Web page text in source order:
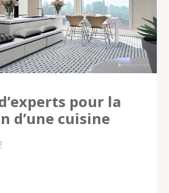
pour la
d’une cuisine